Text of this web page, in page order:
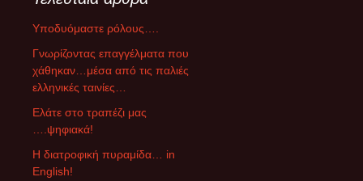
ρ
ί
ρ
θ
ρ
ω
Υποδυόμαστε ρόλους….
Γνωρίζοντας επαγγέλματα που
χάθηκαν…μέσα από τις παλιές
ελληνικές ταινίες…
Ελάτε στο τραπέζι μας
….ψηφιακά!
Η διατροφική πυραμίδα… in
English!